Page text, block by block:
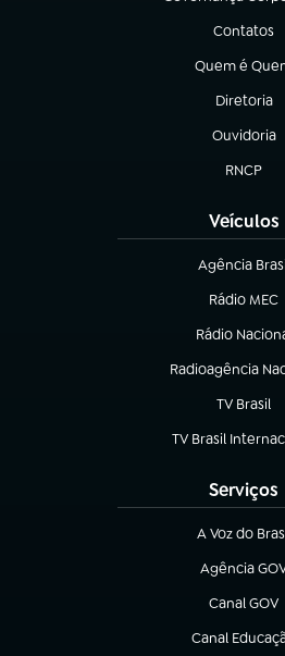
Contatos
(abre em
Quem é
(abre em nova
Diretoria
(abre em
Ouvidoria
(abre em
RNCP
(abre em
Veículos
Agência
(abre em
Rádio MEC
(abre em
Rádio
Radioagência
(abre em nova
TV Brasil
(abre em
TV Brasil
(abre em nova
Serviços
A Voz do
(abre em
Agência
(abre em
Canal GOV
(abre em
Canal
(abre em nova